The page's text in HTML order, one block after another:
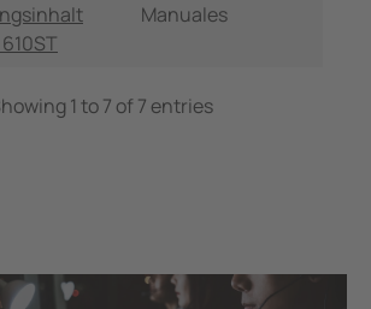
Manuales
1 to 7 of 7 entries